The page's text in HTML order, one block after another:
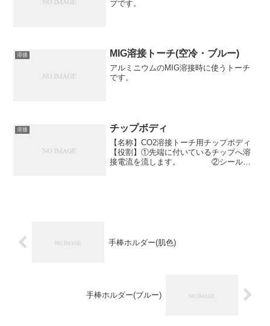
プです。
溶接 MIG溶接トーチ(空冷・ブルー)
アルミニウムのMIG溶接時に使うトーチ
です。
溶接 チップボディ
【名称】CO2溶接トーチ用チップボディ
【役割】①先端に付いているチップへ溶
接電流を流します。 ②シールド
手棒ホルダー(肌色)
手棒ホルダー(ブルー)